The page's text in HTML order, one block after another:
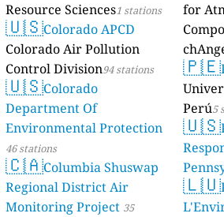
Resource Sciences1 stations
🇺🇸Colorado APCD
Colorado Air Pollution
Control Division94 stations
🇺🇸Colorado
Department Of
Environmental Protection
46 stations
🇨🇦Columbia Shuswap
Regional District Air
Monitoring Project 35
for
🇵🇪
Perú5
🇺🇸
🇱🇺